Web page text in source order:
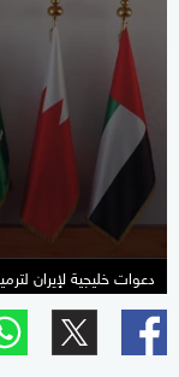
دعوات خليجية لإيران